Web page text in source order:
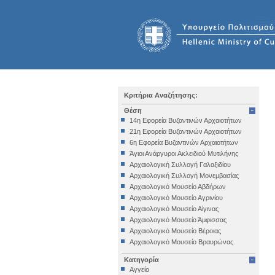
Κριτήρια Αναζήτησης:
Θέση
14η Εφορεία Βυζαντινών Αρχαιοτήτων
21η Εφορεία Βυζαντινών Αρχαιοτήτων
6η Εφορεία Βυζαντινών Αρχαιοτήτων
Άγιοι Ανάργυροι Ακλειδιού Μυτιλήνης
Αρχαιολογική Συλλογή Γαλαξιδίου
Αρχαιολογική Συλλογή Μονεμβασίας
Αρχαιολογικό Μουσείο Αβδήρων
Αρχαιολογικό Μουσείο Αγρινίου
Αρχαιολογικό Μουσείο Αίγινας
Αρχαιολογικό Μουσείο Άμφισσας
Αρχαιολογικό Μουσείο Βέροιας
Αρχαιολογικό Μουσείο Βραυρώνας
Αρχαιολογικό Μουσείο Δελφών
Αρχαιολογικό Μουσείο Ηγουμενίτσας
Κατηγορία
Αγγείο